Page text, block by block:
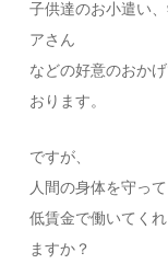
子供達のお小遣い
アさん
などの好意のおか
おります。
ですが、
人間の身体を守っ
低賃金で働いてく
ますか？